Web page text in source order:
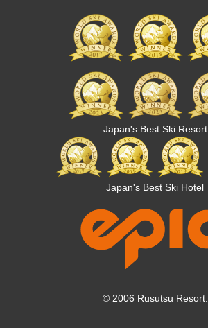
Japan's Best Ski Resort
Japan's Best Ski Hotel
© 2006 Rusutsu Resort.